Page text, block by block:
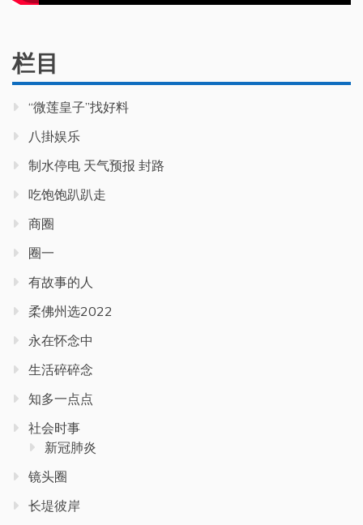
栏目
“微莲皇子”找好料
八掛娱乐
制水停电 天气预报 封路
吃饱饱趴趴走
商圈
圈一
有故事的人
柔佛州选2022
永在怀念中
生活碎碎念
知多一点点
社会时事
新冠肺炎
镜头圈
长堤彼岸